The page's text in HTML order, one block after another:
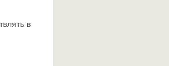
в
required_show = new